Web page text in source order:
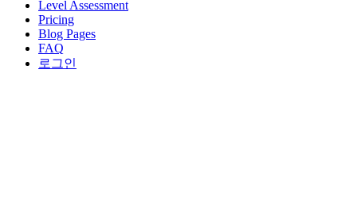
Level Assessment
Pricing
Blog Pages
FAQ
로그인